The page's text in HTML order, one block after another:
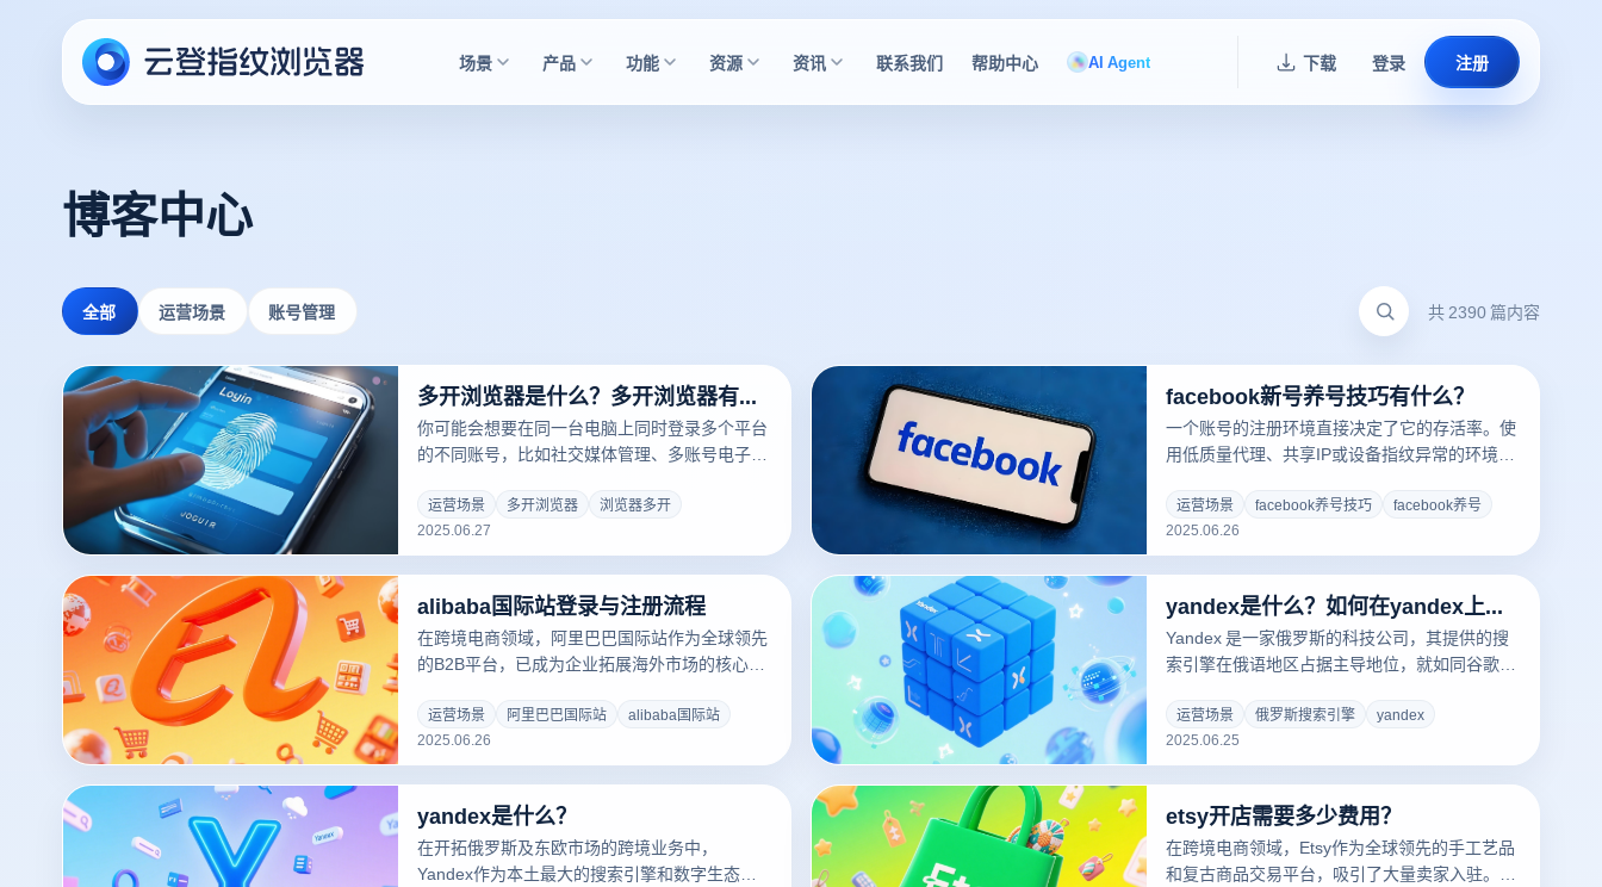
场景 产品 功能 资源 资讯 联系我们 帮助中心 AI Agent 下载 登录 注册
博客中心
全部 运营场景 账号管理 共 2390 篇内容
多开浏览器是什么？多开浏览器有哪些？
你可能会想要在同一台电脑上同时登录多个平台
的不同账号，比如社交媒体管理、多账号电子商
足单一账号的登录需求，而多开浏览器技术的出
现，为这一问题提供了解决方案，通过这种方
式，你可以在一台设备上同时运行多个浏览器窗
松管理和操作多个账号。
运营场景 多开浏览器
浏览器多开
2025.06.27
facebook新号养号技巧有什么？
一个账号的注册环境直接决定了它的存活率。使
用低质量代理、共享IP或设备指纹异常的环境，
就选择住宅IP或本地宽带网络，并通过指纹浏览
器AdsPower模拟真实用户的操作环境，包括时
区、语言、设备指纹等参数，确保每个账号在系
运营场景 facebook养号技巧
facebook养号
2025.06.26
alibaba国际站登录与注册流程
在跨境电商领域，阿里巴巴国际站作为全球领先
的B2B平台，已成为企业拓展海外市场的核心渠
和IP追踪问题常导致账号封禁。本文将详解国际
站登录注册流程，并介绍如何通过云登指纹浏览
器实现安全高效的批量账号管理。
运营场景 阿里巴巴国际站
alibaba国际站
2025.06.26
yandex是什么？如何在yandex上找外贸客户？
Yandex 是一家俄罗斯的科技公司，其提供的搜
索引擎在俄语地区占据主导地位，就如同谷歌在
能外，Yandex 还涵盖了多种服务，例如地图导
航、电子邮件、新闻资讯、在线翻译、云存储
等。
运营场景 俄罗斯搜索引擎
yandex
2025.06.25
yandex是什么？
在开拓俄罗斯及东欧市场的跨境业务中，
Yandex作为本土最大的搜索引擎和数字生态平
etsy开店需要多少费用？
在跨境电商领域，Etsy作为全球领先的手工艺品
和复古商品交易平台，吸引了大量卖家入驻。然